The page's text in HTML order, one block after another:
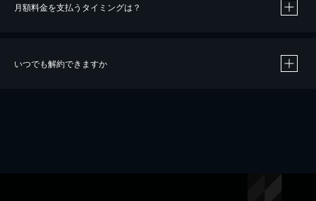
※40％ポイント還元の対象は、クレジットカード決済による作品の購入 / レンタルです。
iOSアプリのUコイン決済による作品の購入 / レンタルは、20％のポイント還元です。
月額料金を支払うタイミングは？
いつでも解約できますか